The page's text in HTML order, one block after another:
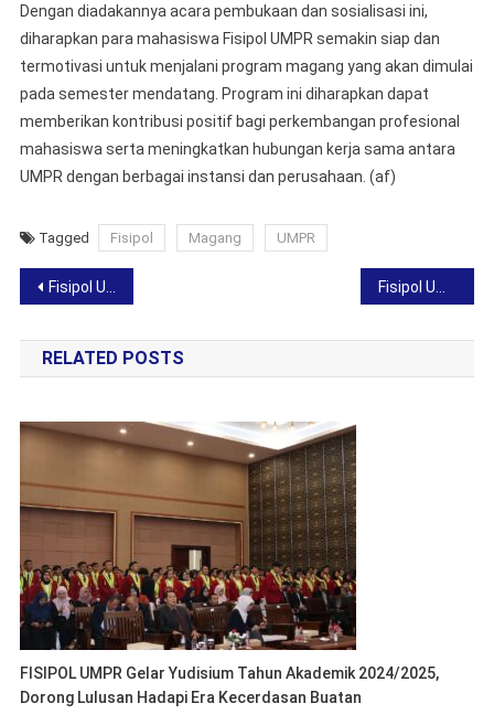
Dengan diadakannya acara pembukaan dan sosialisasi ini,
diharapkan para mahasiswa Fisipol UMPR semakin siap dan
termotivasi untuk menjalani program magang yang akan dimulai
pada semester mendatang. Program ini diharapkan dapat
memberikan kontribusi positif bagi perkembangan profesional
mahasiswa serta meningkatkan hubungan kerja sama antara
UMPR dengan berbagai instansi dan perusahaan. (af)
Tagged Fisipol Magang UMPR
Post
navigation
Fisipol UMPR Berkurban, Teladani Nabi Ibrahim dan Nabi Ismail
RELATED POSTS
FISIPOL UMPR Gelar Yudisium Tahun Akademik 2024/2025,
Dorong Lulusan Hadapi Era Kecerdasan Buatan